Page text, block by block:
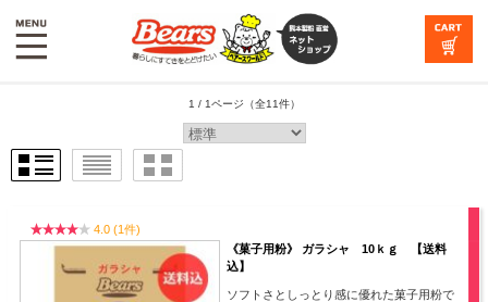
1 / 1ページ （全11件）
4.0 (1件)
《菓子用粉》 ガラシャ 10ｋｇ 【送料
込】
ソフトさとしっとり感に優れた菓子用粉で